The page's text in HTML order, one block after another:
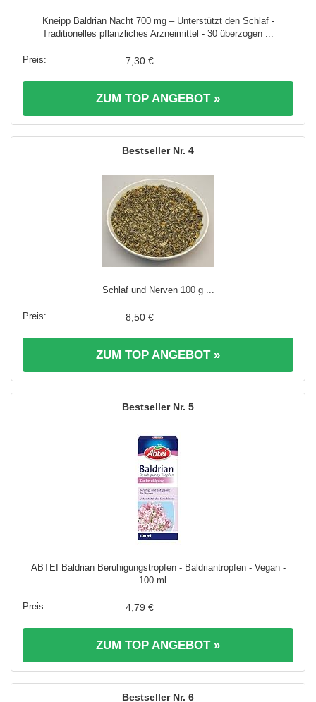
Kneipp Baldrian Nacht 700 mg – Unterstützt den Schlaf -
Traditionelles pflanzliches Arzneimittel - 30 überzogen ...
7,30 €
ZUM TOP ANGEBOT »
4
Schlaf und Nerven 100 g ...
8,50 €
ZUM TOP ANGEBOT »
5
ABTEI Baldrian Beruhigungstropfen - Baldriantropfen - Vegan -
100 ml ...
4,79 €
ZUM TOP ANGEBOT »
6